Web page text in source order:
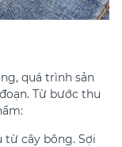
quá trình sản
Từ bước thu
từ cây bông. Sợi